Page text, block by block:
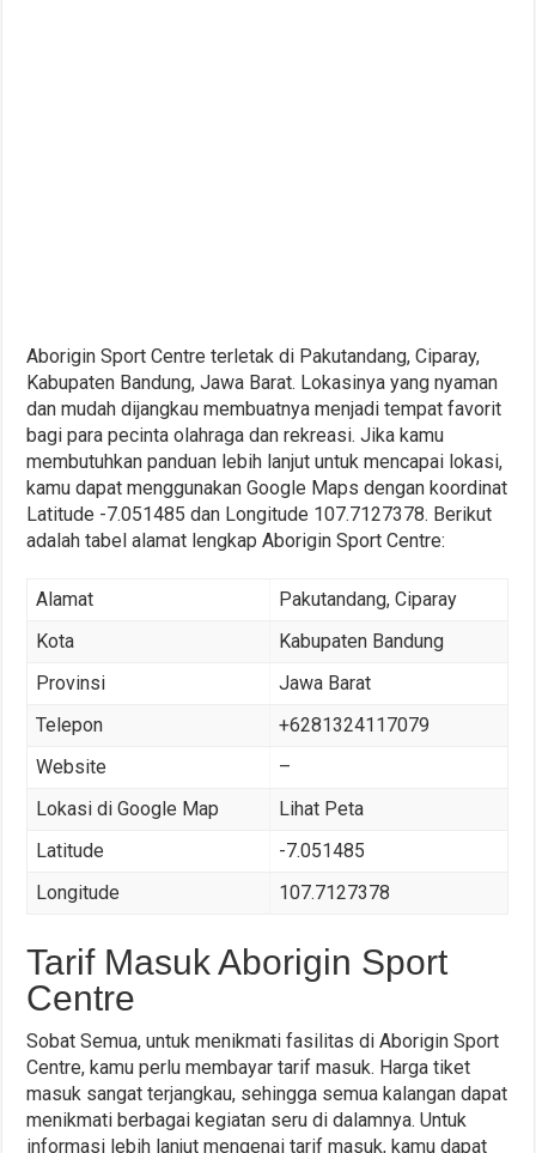
Aborigin Sport Centre terletak di Pakutandang, Ciparay,
Kabupaten Bandung, Jawa Barat. Lokasinya yang nyaman
dan mudah dijangkau membuatnya menjadi tempat favorit
bagi para pecinta olahraga dan rekreasi. Jika kamu
membutuhkan panduan lebih lanjut untuk mencapai lokasi,
kamu dapat menggunakan Google Maps dengan koordinat
Latitude -7.051485 dan Longitude 107.7127378. Berikut
adalah tabel alamat lengkap Aborigin Sport Centre:
Alamat
Pakutandang, Ciparay
Kota
Kabupaten Bandung
Provinsi
Jawa Barat
Telepon
+6281324117079
Website
–
Lokasi di Google Map
Lihat Peta
Latitude
-7.051485
Longitude
107.7127378
Tarif Masuk Aborigin Sport
Centre
Sobat Semua, untuk menikmati fasilitas di Aborigin Sport
Centre, kamu perlu membayar tarif masuk. Harga tiket
masuk sangat terjangkau, sehingga semua kalangan dapat
menikmati berbagai kegiatan seru di dalamnya. Untuk
informasi lebih lanjut mengenai tarif masuk, kamu dapat